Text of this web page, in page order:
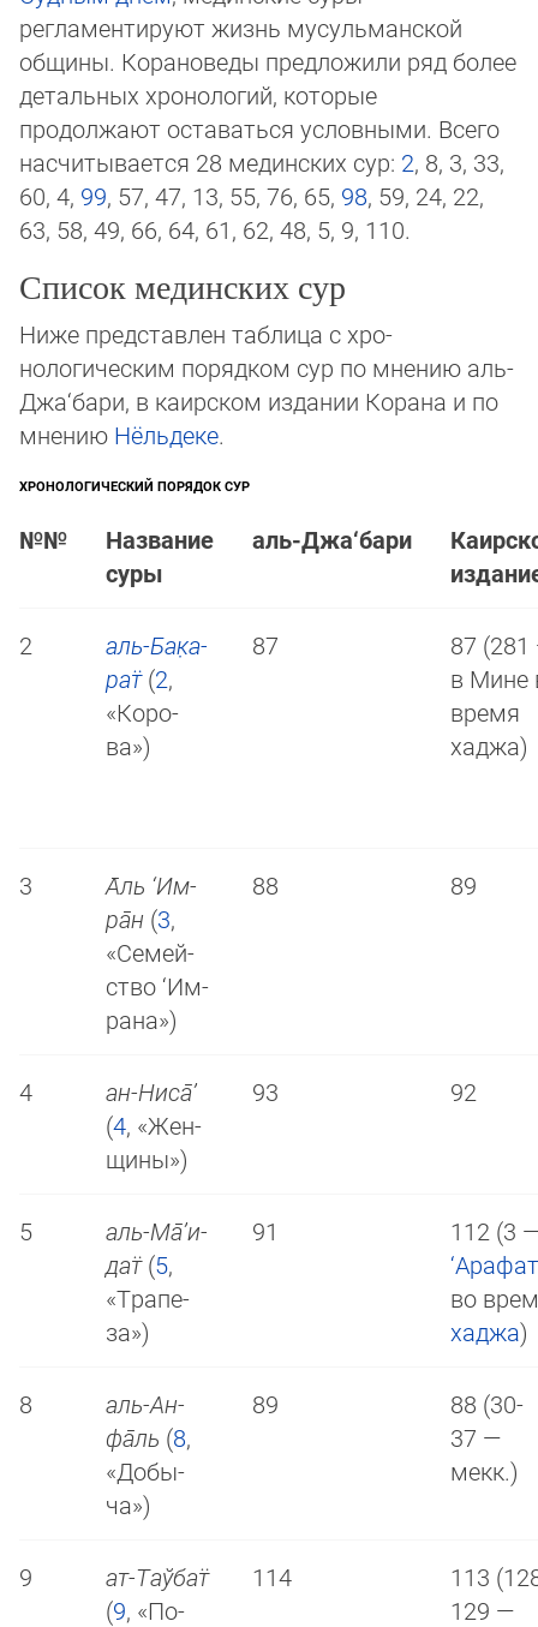
регламентируют жизнь мусуль­ман­ской
общины. Ко­рано­веды предложили ряд более
де­таль­ных хроно­логий, ко­то­рые
продолжают оставаться условными. Всего
насчитывается 28 мединских сур: 2, 8, 3, 33,
60, 4, 99, 57, 47, 13, 55, 76, 65, 98, 59, 24, 22,
63, 58, 49, 66, 64, 61, 62, 48, 5, 9, 110.
Список мединских сур
Ниже представлен таблица с хро­
нологическим порядком сур по мнению аль-
Джа‘бари, в ка­ир­ском издании Корана и по
мнению Нёльдеке.
ХРОНОЛОГИЧЕСКИЙ ПОРЯДОК СУР
№№
Название
суры
аль-Джа‘бари
2
аль-Ба­к̣а­
рат̈(2,
«Ко­ро­
ва»)
87
87
в Мине
время
хаджа)
3
А̄ль ‘Им­
ра̄н (3,
«Се­мей­
ст­во ‘Им­
ра­на»)
88 89
4
ан-Ни­са̄’
(4, «Жен­
щи­ны»)
93 92
5
аль-Ма̄­’и­
дат̈(5,
«Тра­пе­
за»)
91
112 (3
во
хаджа)
8
аль-Ан­
фа̄ль (8,
«До­бы­
ча»)
89
88 (30-
37 —
мекк.)
9
ат-Таў­бат̈
(9, «По­
114
113
129 —